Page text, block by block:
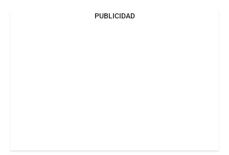
PUBLICIDAD